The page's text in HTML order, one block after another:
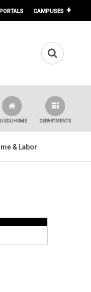
CAMPUSES
DEPARTMENTS
HOME
& Labor